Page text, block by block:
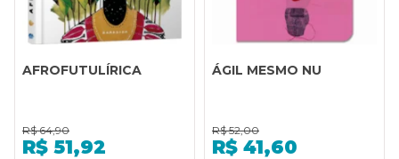
AFROFUTULÍRICA
R$ 64,90
R$ 51,92
ÁGIL MESMO NU
R$ 52,00
R$ 41,60